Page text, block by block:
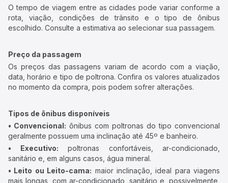
O tempo de viagem entre as cidades pode variar conforme a
rota, viação, condições de trânsito e o tipo de ônibus
escolhido. Consulte a estimativa ao selecionar sua passagem.
Preço da passagem
Os preços das passagens variam de acordo com a viação,
data, horário e tipo de poltrona. Confira os valores atualizados
no momento da compra, pois podem sofrer alterações.
Tipos de ônibus disponíveis
• Convencional: ônibus com poltronas do tipo convencional
geralmente possuem uma inclinação até 45º e banheiro.
• Executivo: poltronas confortáveis, ar-condicionado,
sanitário e, em alguns casos, água mineral.
• Leito ou Leito-cama: maior inclinação, ideal para viagens
mais longas, com ar-condicionado, sanitário e, possivelmente,